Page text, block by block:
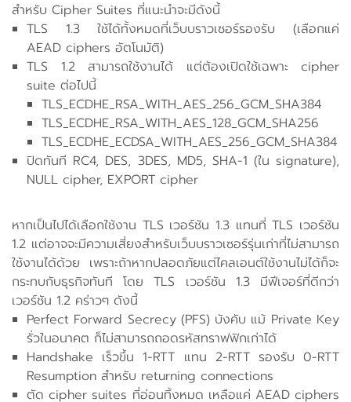
สำหรับ Cipher Suites ที่แนะนำจะมีดังนี้
TLS 1.3 ใช้ได้ทั้งหมดที่เว็บบราวเซอร์รองรับ (เลือกแค่
AEAD ciphers อัตโนมัติ)
TLS 1.2 สามารถใช้งานได้ แต่ต้องเปิดใช้เฉพาะ cipher
suite ต่อไปนี้
TLS_ECDHE_RSA_WITH_AES_256_GCM_SHA384
TLS_ECDHE_RSA_WITH_AES_128_GCM_SHA256
TLS_ECDHE_ECDSA_WITH_AES_256_GCM_SHA384
ปิดทันที RC4, DES, 3DES, MD5, SHA-1 (ใน signature),
NULL cipher, EXPORT cipher
หากเป็นไปได้เลือกใช้งาน TLS เวอร์ชัน 1.3 แทนที่ TLS เวอร์ชัน
1.2 แต่อาจจะมีความเสี่ยงสำหรับเว็บบราวเซอร์รุ่นเก่าที่ไม่สามารถ
ใช้งานได้ด้วย เพราะถ้าหากปลอดภัยแต่ไคลเอนต์ใช้งานไม่ได้ก็จะ
กระทบกับธุรกิจทันที โดย TLS เวอร์ชัน 1.3 มีฟีเจอร์ที่ดีกว่า
เวอร์ชัน 1.2 คร่าวๆ ดังนี้
Perfect Forward Secrecy (PFS) บังคับ แม้ Private Key
รั่วในอนาคต ก็ไม่สามารถถอดรหัสทราฟฟิกเก่าได้
Handshake เร็วขึ้น 1-RTT แทน 2-RTT รองรับ 0-RTT
Resumption สำหรับ returning connections
ตัด cipher suites ที่อ่อนทิ้งหมด เหลือแค่ AEAD ciphers